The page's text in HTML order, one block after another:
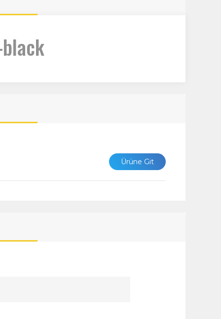
Ürüne Git